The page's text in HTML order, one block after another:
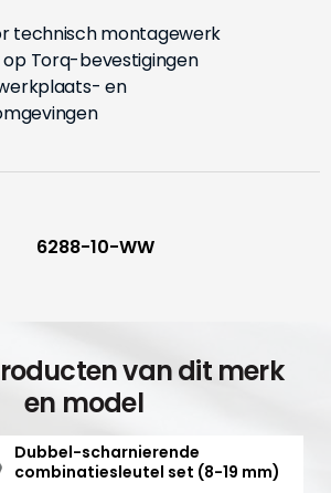
technisch montagewerk
Torq-bevestigingen
en
6288-10-WW
van dit merk
en model
Dubbel-scharnierende
combinatiesleutel set (8-19 mm)